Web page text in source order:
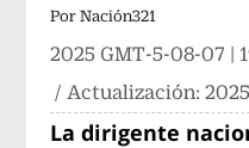
Por Nación321
2025 GMT-5-08-07 |
/ Actualización:
La dirigente